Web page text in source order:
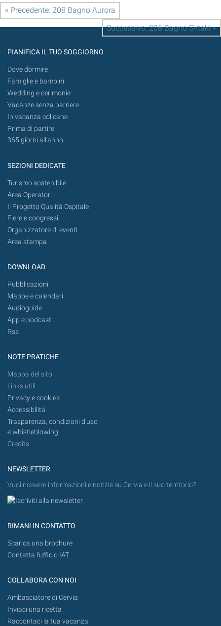
« Precedente: 208 Bagno Aurora
Successivo: 206 Bagno Sirtaki »
PIANIFICA IL TUO SOGGIORNO
Dove dormire
Famiglie e bambini
Wedding e cerimonie
Vacanze senza barriere
In vacanza col cane
Prima di partire
365 giorni all’anno
SEZIONI DEDICATE
Turismo sostenibile
Area Operatori
Il Progetto Qualità Ospitale
Fiere e congressi
Organizzatore di eventi
Area stampa
DOWNLOAD
Pubblicazioni
Mappe e calendari
Audioguide
App e podcast
Rss
NOTE PRATICHE
Mappa del sito
Links utili
Privacy e cookies
Accessibilità
Trasparenza, condizioni d'uso
e whistleblowing
Credits
NEWSLETTER
Vuoi ricevere informazioni e notizie su Cervia e il suo territorio?
RIMANI IN CONTATTO
Scarica una brochure
Contatta l'ufficio IAT
COLLABORA CON NOI
Ambasciatore di Cervia
Inviaci una ricetta
Raccontaci la tua vacanza